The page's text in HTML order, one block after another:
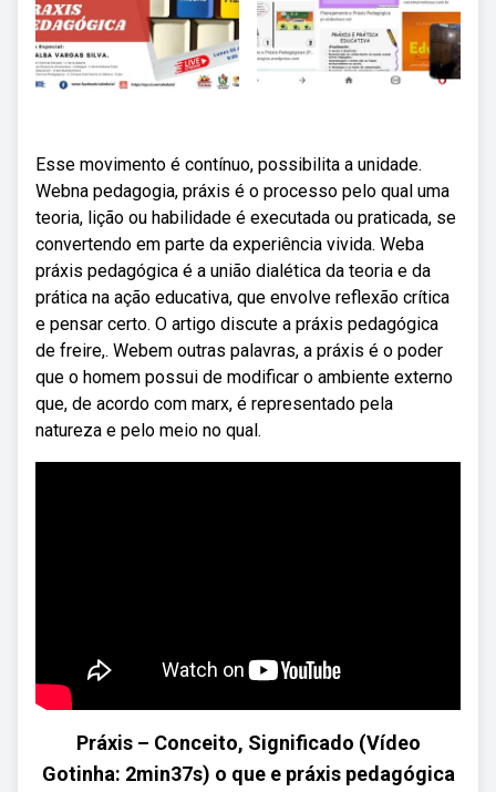
Esse movimento é contínuo, possibilita a unidade.
Webna pedagogia, práxis é o processo pelo qual uma
teoria, lição ou habilidade é executada ou praticada, se
convertendo em parte da experiência vivida. Weba
práxis pedagógica é a união dialética da teoria e da
prática na ação educativa, que envolve reflexão crítica
e pensar certo. O artigo discute a práxis pedagógica
de freire,. Webem outras palavras, a práxis é o poder
que o homem possui de modificar o ambiente externo
que, de acordo com marx, é representado pela
natureza e pelo meio no qual.
Práxis – Conceito, Significado (Vídeo
Gotinha: 2min37s) o que e práxis pedagógica